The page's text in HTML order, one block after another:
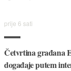
prije 6 sati
Četvrtina građana
događaje putem